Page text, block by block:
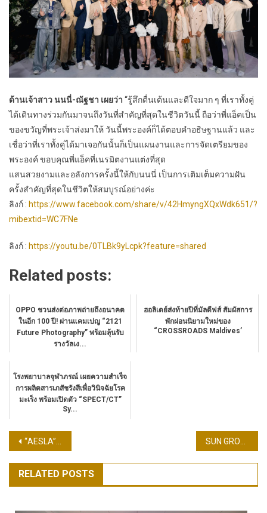
ด้านเจ้าสาว นนนี่-ณัฐชา เผยว่า “รู้สึกตื่นเต้นและดีใจมาก ๆ ที่เราทั้งคู่
ได้เดินทางร่วมกันมาจนถึงวันที่สำคัญที่สุดในชีวิตวันนี้ ถือว่าพี่แอ็คเป็น
ของขวัญที่พระเจ้าส่งมาให้ วันนี้พระองค์ก็ได้ตอบคำอธิษฐานแล้ว และ
เชื่อว่าที่เราทั้งคู่ได้มาเจอกันนั้นก็เป็นแผนงานและการจัดเตรียมของ
พระองค์ ขอบคุณพี่แอ็คที่เนรมิตงานแต่งที่สุด
แสนสวยงามและอลังการครั้งนี้ให้กับนนนี่ เป็นการเติมเต็มความฝัน
ครั้งสำคัญที่สุดในชีวิตให้สมบูรณ์อย่างค่ะ
ลิงก์ : https://www.facebook.com/share/v/42HmyngXQxWdk651/?
mibextid=WC7FNe
ลิงก์ : https://youtu.be/0TLBk9yLcpk?feature=shared
Related posts:
OPPO ชวนส่งต่อภาพถ่ายถึงอนาคต
ในอีก 100 ปี! ผ่านแคมเปญ “2121
Future Photography” พร้อมลุ้นรับ
รางวัลเง...
ฮอลิเดย์ส่งท้ายปีที่มัลดีฟส์ สัมผัสการ
พักผ่อนนิยามใหม่ของ
“CROSSROADS Maldives’
โรงพยาบาลจุฬาภรณ์ เผยความสำเร็จ
การผลิตสารเภสัชรังสีเพื่อวินิจฉัยโรค
มะเร็ง พร้อมเปิดตัว “SPECT/CT”
Sy...
แนะแนว
เรื่อง
“AESLA” จัดงาน “AESLA AWARDS 2023 – AESTHETIC A LIST” เฉลิมฉลองความสำเร็จทางด้านความงาม พร้อมมอบรางวัลแก่แพทย์ผู้ทรงคุณค่าระดับแนวหน้าของประเทศไทย
RELATED POSTS